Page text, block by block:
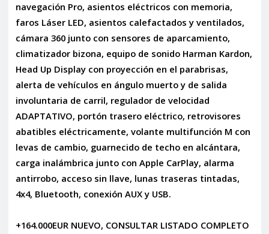
navegación Pro, asientos eléctricos con memoria,
faros Láser LED, asientos calefactados y ventilados,
cámara 360 junto con sensores de aparcamiento,
climatizador bizona, equipo de sonido Harman Kardon,
Head Up Display con proyección en el parabrisas,
alerta de vehículos en ángulo muerto y de salida
involuntaria de carril, regulador de velocidad
ADAPTATIVO, portón trasero eléctrico, retrovisores
abatibles eléctricamente, volante multifunción M con
levas de cambio, guarnecido de techo en alcántara,
carga inalámbrica junto con Apple CarPlay, alarma
antirrobo, acceso sin llave, lunas traseras tintadas,
4x4, Bluetooth, conexión AUX y USB.
+164.000EUR NUEVO, CONSULTAR LISTADO COMPLETO